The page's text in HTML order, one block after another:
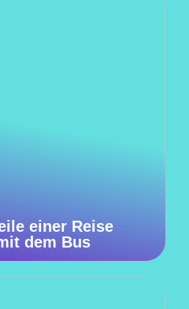
einer Reise
dem Bus